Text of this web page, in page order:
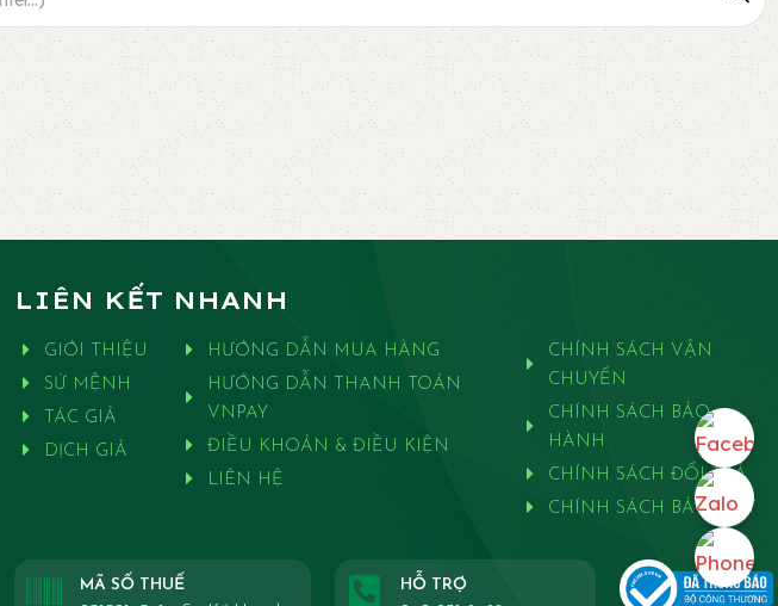
LIÊN KẾT NHANH
GIỚI THIỆU
SỨ MỆNH
TÁC GIẢ
DỊCH GIẢ
HƯỚNG DẪN MUA HÀNG
HƯỚNG DẪN THANH TOÁN
VNPAY
ĐIỀU KHOẢN & ĐIỀU KIỆN
LIÊN HỆ
CHÍNH SÁCH VẬN
CHUYỂN
CHÍNH SÁCH BẢO
HÀNH
CHÍNH SÁCH ĐỔI TRẢ
CHÍNH SÁCH BẢO MẬT
MÃ SỐ THUẾ
HỖ TRỢ